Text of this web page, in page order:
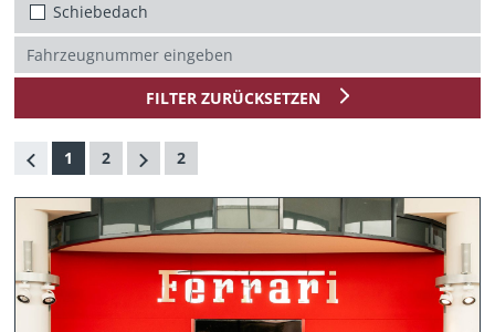
Schiebedach
FILTER ZURÜCKSETZEN
1 2 2